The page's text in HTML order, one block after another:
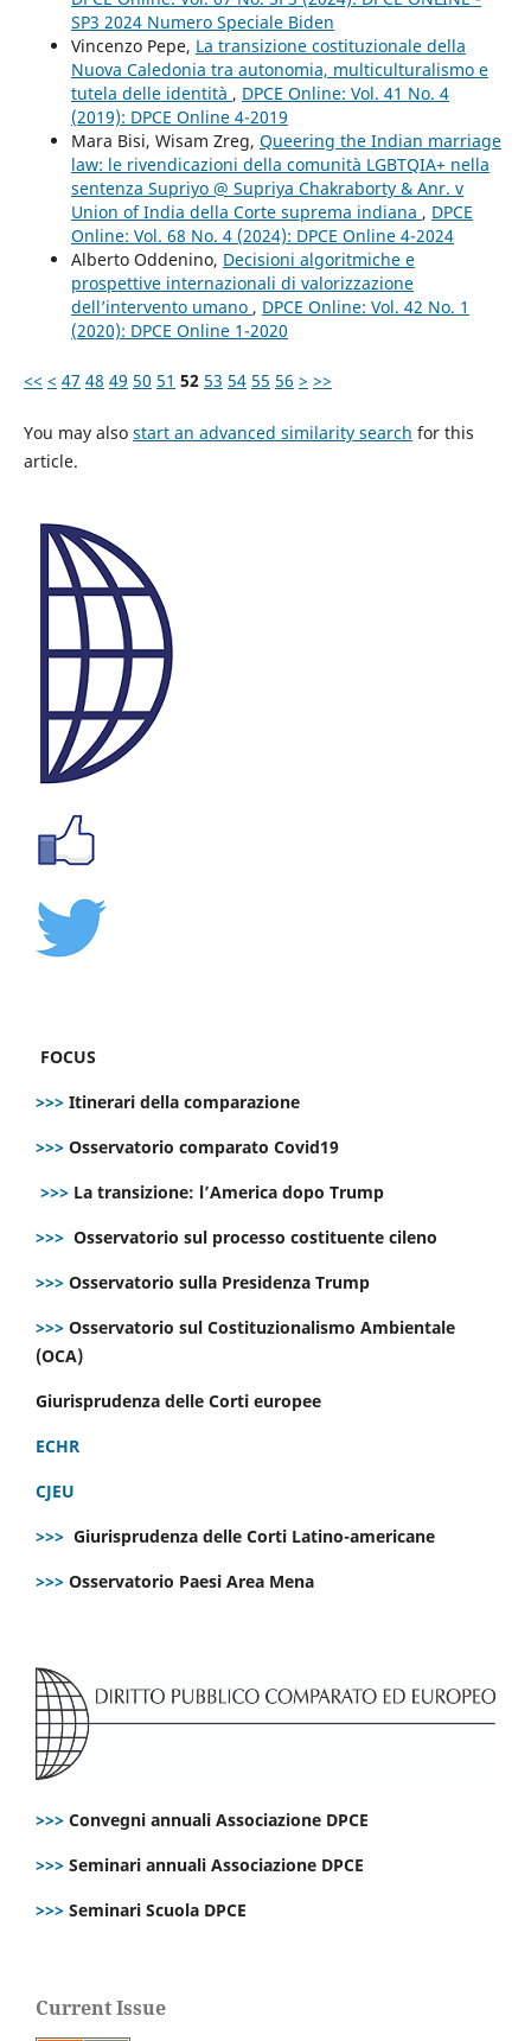
SP3 2024 Numero Speciale Biden
Vincenzo Pepe, La transizione costituzionale della
Nuova Caledonia tra autonomia, multiculturalismo e
tutela delle identità , DPCE Online: Vol. 41 No. 4
(2019): DPCE Online 4-2019
Mara Bisi, Wisam Zreg, Queering the Indian marriage
law: le rivendicazioni della comunità LGBTQIA+ nella
sentenza Supriyo @ Supriya Chakraborty & Anr. v
Union of India della Corte suprema indiana , DPCE
Online: Vol. 68 No. 4 (2024): DPCE Online 4-2024
Alberto Oddenino, Decisioni algoritmiche e
prospettive internazionali di valorizzazione
dell’intervento umano , DPCE Online: Vol. 42 No. 1
(2020): DPCE Online 1-2020
<< < 47 48 49 50 51 52 53 54 55 56 > >>
You may also start an advanced similarity search for this
article.
FOCUS
>>> Itinerari della comparazione
>>> Osservatorio comparato Covid19
>>> La transizione: l’America dopo Trump
>>> Osservatorio sul processo costituente cileno
>>> Osservatorio sulla Presidenza Trump
>>> Osservatorio sul Costituzionalismo Ambientale
(OCA)
Giurisprudenza delle Corti europee
ECHR
CJEU
>>> Giurisprudenza delle Corti Latino-americane
>>> Osservatorio Paesi Area Mena
>>> Convegni annuali Associazione DPCE
>>> Seminari annuali Associazione DPCE
>>> Seminari Scuola DPCE
Current Issue